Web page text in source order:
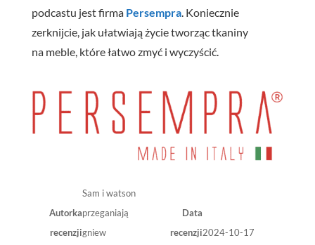
podcastu jest firma Persempra. Koniecznie
zerknijcie, jak ułatwiają życie tworząc tkaniny
na meble, które łatwo zmyć i wyczyścić.
Autorka
recenzji
Sam i watson
przeganiają
gniew
Data
recenzji2024-10-17